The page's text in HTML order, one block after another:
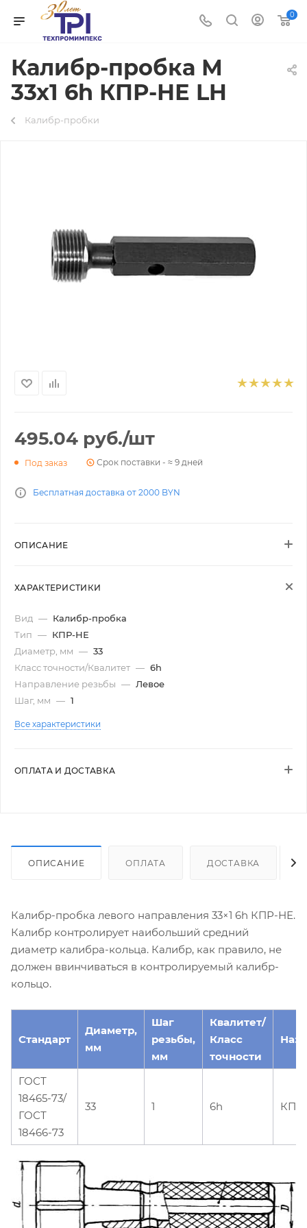
0
Калибр-пробка М
33х1 6h КПР-НЕ LH
Калибр-пробки
495.04 руб./шт
Под заказ Срок поставки - ≈ 9 дней
Бесплатная доставка от 2000 BYN
ОПИСАНИЕ
ХАРАКТЕРИСТИКИ
Вид — Калибр-пробка
Тип — КПР-НЕ
Диаметр, мм — 33
Класс точности/Квалитет — 6h
Направление резьбы — Левое
Шаг, мм — 1
Все характеристики
ОПЛАТА И ДОСТАВКА
ОПИСАНИЕ ОПЛАТА ДОСТАВКА
Калибр-пробка левого направления 33×1 6h КПР-НЕ.
Калибр контролирует наибольший средний
диаметр калибра-кольца. Калибр, как правило, не
должен ввинчиваться в контролируемый калибр-
кольцо.
Стандарт
Диаметр,
мм
Шаг
резьбы,
мм
Квалитет/
Класс
точности
ГОСТ
18465-73/
ГОСТ
18466-73
33 1 6h